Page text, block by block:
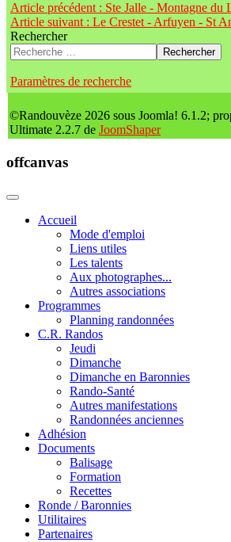
Article précédent : Ste Jalle - Montagne du
Article suivant : Le Crestet - Arfuyen - St
Rechercher
Rechercher
Paramètres de recherche
©Randouvèze 2026 sous Joomla! 6.1.2;
Ultimate 2.2.7 de JoomShaper
offcanvas
Accueil
Mode d'emploi
Liens utiles
Les talents
Aux photographes...
Autres associations
Programmes
Planning randonnées
C.R. Randos
Jeudi
Dimanche
Dimanche en Baronnies
Rando-Santé
Autres manifestations
Randonnées anciennes
Adhésion
Documents
Balisage
Formation
Recettes
Ronde / Baronnies
Utilitaires
Partenaires